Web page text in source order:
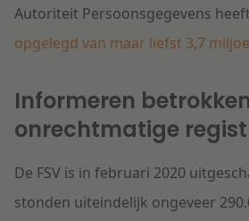
Autoriteit Persoonsgegevens
opgelegd van maar liefst 3,7
Informeren
onrechtmatige
De FSV is in februari 2020
stonden uiteindelijk ongeveer